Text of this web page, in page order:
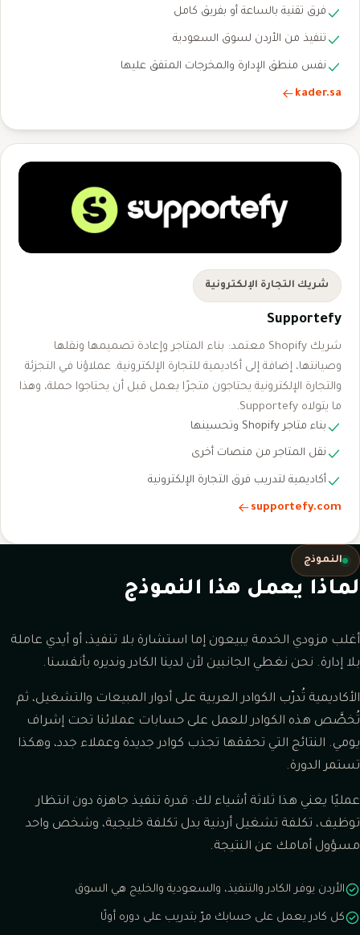
فرق تقنية بالساعة أو بفريق كامل
تنفيذ من الأردن لسوق السعودية
نفس منطق الإدارة والمخرجات المتفق عليها
kader.sa
شريك التجارة الإلكترونية
Supportefy
شريك Shopify معتمد: بناء المتاجر وإعادة تصميمها ونقلها
وصيانتها، إضافة إلى أكاديمية للتجارة الإلكترونية. عملاؤنا في التجزئة
والتجارة الإلكترونية يحتاجون متجرًا يعمل قبل أن يحتاجوا حملة، وهذا
ما يتولاه Supportefy.
بناء متاجر Shopify وتحسينها
نقل المتاجر من منصات أخرى
أكاديمية لتدريب فرق التجارة الإلكترونية
supportefy.com
النموذج
لماذا يعمل هذا النموذج
أغلب مزودي الخدمة يبيعون إما استشارة بلا تنفيذ، أو أيدي عاملة
بلا إدارة. نحن نغطي الجانبين لأن لدينا الكادر ونديره بأنفسنا.
الأكاديمية تُدرّب الكوادر العربية على أدوار المبيعات والتشغيل، ثم
تُخصَّص هذه الكوادر للعمل على حسابات عملائنا تحت إشراف
يومي. النتائج التي تحققها تجذب كوادر جديدة وعملاء جدد، وهكذا
تستمر الدورة.
عمليًا يعني هذا ثلاثة أشياء لك: قدرة تنفيذ جاهزة دون انتظار
توظيف، تكلفة تشغيل أردنية بدل تكلفة خليجية، وشخص واحد
مسؤول أمامك عن النتيجة.
الأردن يوفر الكادر والتنفيذ، والسعودية والخليج هي السوق
كل كادر يعمل على حسابك مرّ بتدريب على دوره أولًا